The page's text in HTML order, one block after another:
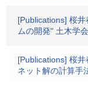
[Publications] 桜
ムの開発" 土木学
[Publications] 桜
ネット解の計算手